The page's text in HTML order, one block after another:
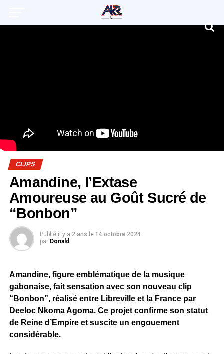
CLIPS
Amandine, l’Extase
Amoureuse au Goût Sucré de
“Bonbon”
Publié il y a 2 ans le 14 octobre 2024
par Donald
Amandine, figure emblématique de la musique
gabonaise, fait sensation avec son nouveau clip
“Bonbon”, réalisé entre Libreville et la France par
Deeloc Nkoma Agoma. Ce projet confirme son statut
de Reine d’Empire et suscite un engouement
considérable.